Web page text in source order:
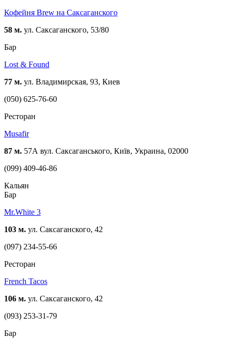
Кофейня Brew на Саксаганского
58 м. ул. Саксаганского, 53/80
Бар
Lost & Found
77 м. ул. Владимирская, 93, Киев
(050) 625-76-60
Ресторан
Musafir
87 м. 57А вул. Саксаганського, Київ, Украина, 02000
(099) 409-46-86
Кальян
Бар
Mr.White 3
103 м. ул. Саксаганского, 42
(097) 234-55-66
Ресторан
French Tacos
106 м. ул. Саксаганского, 42
(093) 253-31-79
Бар